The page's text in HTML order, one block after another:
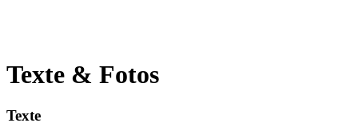
Texte & Fotos
Texte